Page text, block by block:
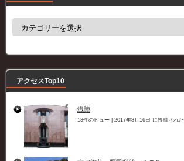
カ
ー
アクセスTop10
織陣
13件のビュー 2017年8月16日 に投稿された